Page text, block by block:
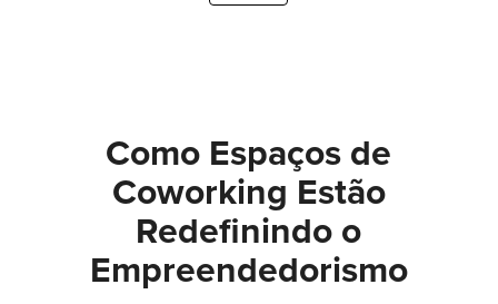
Como Espaços de
Coworking Estão
Redefinindo o
Empreendedorismo